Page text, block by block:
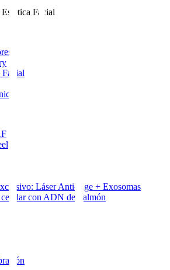
Facial
Láser Anti-Age + Exosomas
con ADN de Salmón